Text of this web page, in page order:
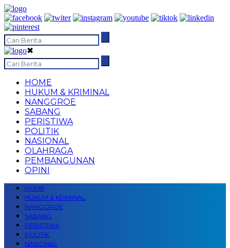
✖
HOME
HUKUM & KRIMINAL
NANGGROE
SABANG
PERISTIWA
POLITIK
NASIONAL
OLAHRAGA
PEMBANGUNAN
OPINI
HOME
HUKUM & KRIMINAL
NANGGROE
SABANG
PERISTIWA
POLITIK
NASIONAL